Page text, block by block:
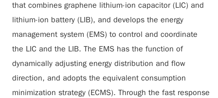
that combines graphene lithium-ion capacitor (LIC) and
lithium-ion battery (LIB), and develops the energy
management system (EMS) to control and coordinate
the LIC and the LIB. The EMS has the function of
dynamically adjusting energy distribution and flow
direction, and adopts the equivalent consumption
minimization strategy (ECMS). Through the fast response